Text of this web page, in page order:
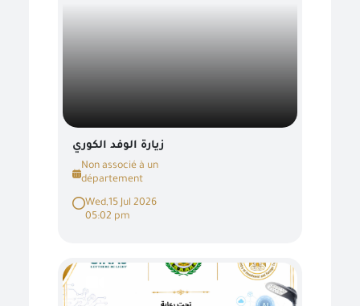
زيارة الوفد الكوري
Non associé à un
département
Wed,15 Jul 2026
05:02 pm